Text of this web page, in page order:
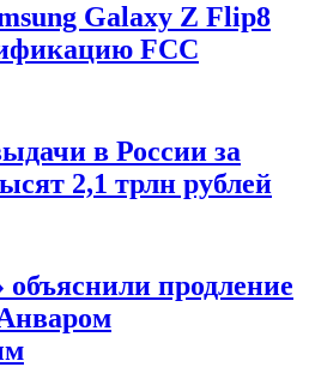
Galaxy Z Flip8
FCC
в России за
2,1 трлн рублей
продление